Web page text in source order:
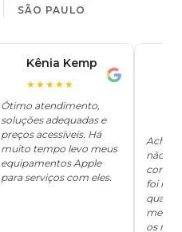
SÃO PAULO
Kênia Kemp
★★★★★
Ótimo atendimento,
soluções adequadas e
preços acessíveis. Há
muito tempo levo meus
equipamentos Apple
para serviços com eles.
Achei
não
foi
me
os